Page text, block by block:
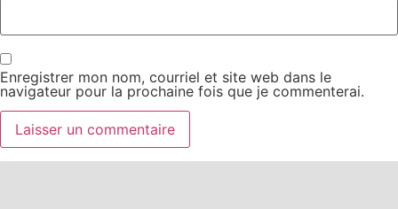
Enregistrer mon nom, courriel et site web dans le
navigateur pour la prochaine fois que je commenterai.